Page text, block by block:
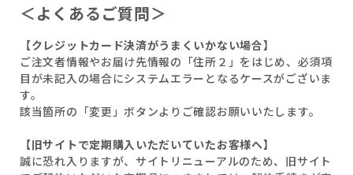
＜よくあるご質問＞
【クレジットカード決済がうまくいかない場合】
ご注文者情報やお届け先情報の「住所２」をはじめ、必須項
目が未記入の場合にシステムエラーとなるケースがございま
す。
該当箇所の「変更」ボタンよりご確認お願いいたします。
【旧サイトで定期購入いただいていたお客様へ】
誠に恐れ入りますが、サイトリニューアルのため、旧サイト